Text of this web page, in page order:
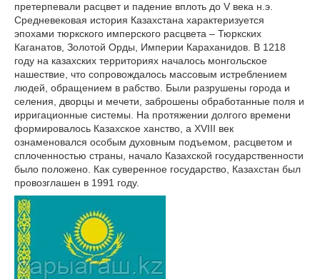
претерпевали расцвет и падение вплоть до V века н.э.
Средневековая история Казахстана характеризуется
эпохами тюркского имперского расцвета – Тюркских
Каганатов, Золотой Орды, Империи Караханидов. В 1218
году на казахских территориях началось монгольское
нашествие, что сопровождалось массовым истреблением
людей, обращением в рабство. Были разрушены города и
селения, дворцы и мечети, заброшены обработанные поля и
ирригационные системы. На протяжении долгого времени
формировалось Казахское ханство, а ХVIII век
ознаменовался особым духовным подъемом, расцветом и
сплоченностью страны, начало Казахской государственности
было положено. Как суверенное государство, Казахстан был
провозглашен в 1991 году.